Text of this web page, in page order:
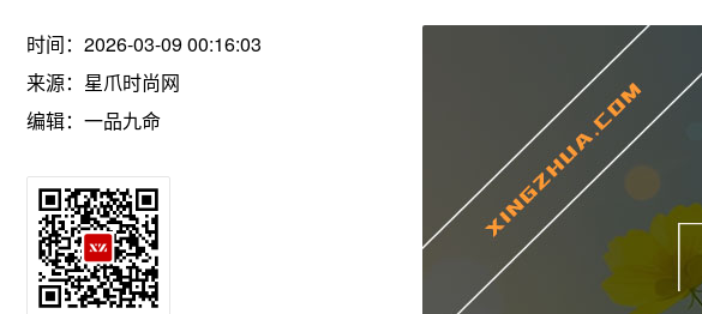
时间：2026-03-09 00:16:03
来源： 星爪时尚网
编辑：一品九命